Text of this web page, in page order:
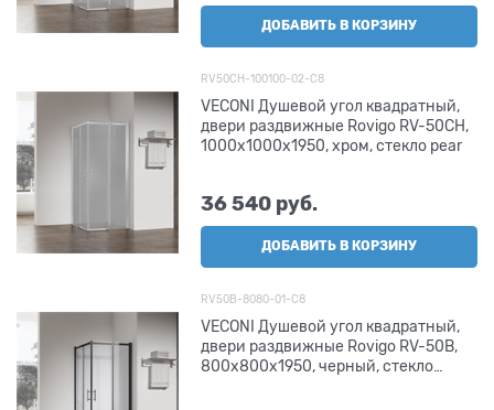
ДОБАВИТЬ В КОРЗИНУ
RV50CH-100100-02-C8
VECONI Душевой угол квадратный,
двери раздвижные Rovigo RV-50CH,
1000х1000х1950, хром, стекло pear
36 540 руб.
ДОБАВИТЬ В КОРЗИНУ
RV50B-8080-01-C8
VECONI Душевой угол квадратный,
двери раздвижные Rovigo RV-50B,
800х800х1950, черный, стекло